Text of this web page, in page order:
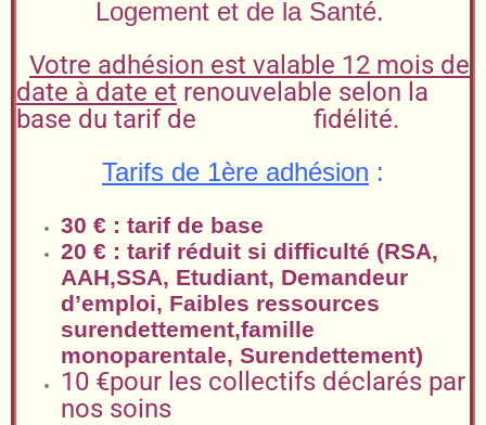
Logement et de la Santé.
Votre adhésion est valable 12 mois de
date à date et renouvelable selon la
base du tarif de fidélité.
Tarifs de 1ère adhésion :
30 € : tarif de base
20 € : tarif réduit si difficulté (RSA,
AAH,SSA, Etudiant, Demandeur
d’emploi, Faibles ressources
surendettement,famille
monoparentale, Surendettement)
10 €pour les collectifs déclarés par
nos soins